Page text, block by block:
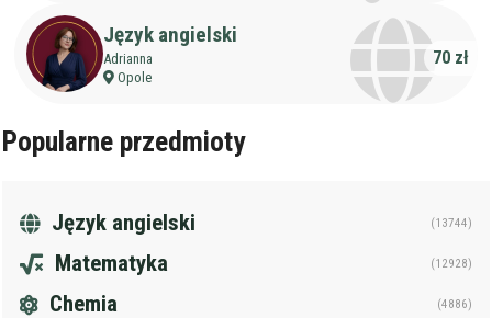
Język angielski
Adrianna
Opole
70 zł
Popularne przedmioty
Język angielski (13744)
Matematyka (12928)
Chemia (4886)